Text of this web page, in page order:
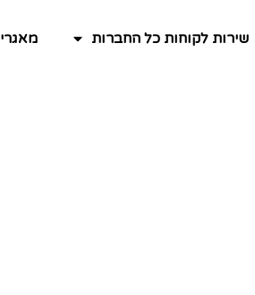
שירות לקוחות כל החברות